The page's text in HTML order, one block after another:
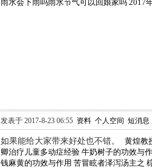
雨水会下雨吗雨水节气可以回娘家吗 2017
发表于 2017-8-23 06:55 资料 个人空间 短消息
如果能给大家带来好处也不错。
黄煌教
卿治疗儿童多动症经验 牛奶树子的功效与
钱麻黄的功效与作用 苦冒眩者泽泻汤主之